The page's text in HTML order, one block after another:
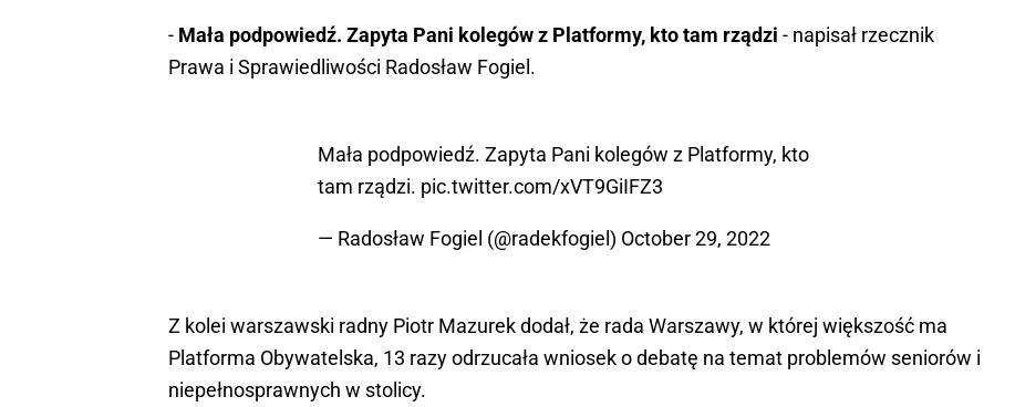
- Mała podpowiedź. Zapyta Pani kolegów z Platformy, kto tam rządzi - napisał rzecznik
Prawa i Sprawiedliwości Radosław Fogiel.
Mała podpowiedź. Zapyta Pani kolegów z Platformy, kto
tam rządzi. pic.twitter.com/xVT9GiIFZ3
— Radosław Fogiel (@radekfogiel) October 29, 2022
Z kolei warszawski radny Piotr Mazurek dodał, że rada Warszawy, w której większość ma
Platforma Obywatelska, 13 razy odrzucała wniosek o debatę na temat problemów seniorów i
niepełnosprawnych w stolicy.